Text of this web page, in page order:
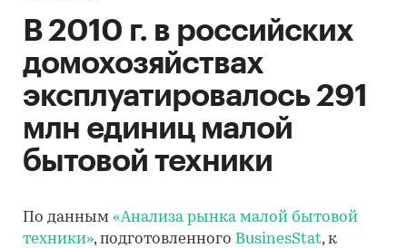
В 2010 г. в российских
домохозяйствах
эксплуатировалось 291
млн единиц малой
бытовой техники
По данным «Анализа рынка малой бытовой
техники», подготовленного BusinesStat, к